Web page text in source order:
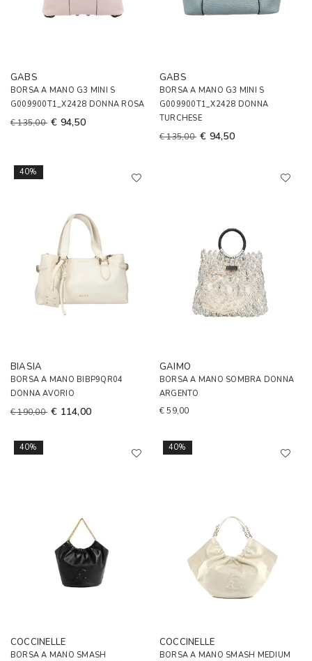
GABS
BORSA A MANO G3 MINI S
G009900T1_X2428 DONNA ROSA
€ 135,00 € 94,50
GABS
BORSA A MANO G3 MINI S
G009900T1_X2428 DONNA
TURCHESE
€ 135,00 € 94,50
40%
BIASIA
BORSA A MANO BIBP9QR04
DONNA AVORIO
€ 190,00 € 114,00
GAIMO
BORSA A MANO SOMBRA DONNA
ARGENTO
€ 59,00
40%
COCCINELLE
BORSA A MANO SMASH
40%
COCCINELLE
BORSA A MANO SMASH MEDIUM